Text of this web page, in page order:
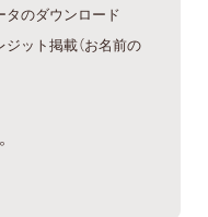
タのダウンロード
ット掲載（お名前の